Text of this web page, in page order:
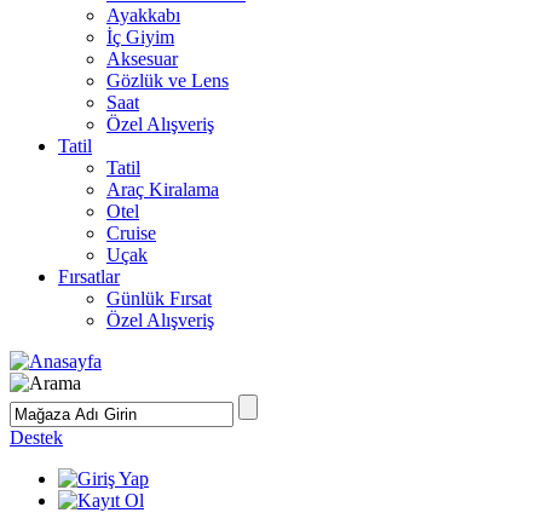
Ayakkabı
İç Giyim
Aksesuar
Gözlük ve Lens
Saat
Özel Alışveriş
Tatil
Tatil
Araç Kiralama
Otel
Cruise
Uçak
Fırsatlar
Günlük Fırsat
Özel Alışveriş
Destek